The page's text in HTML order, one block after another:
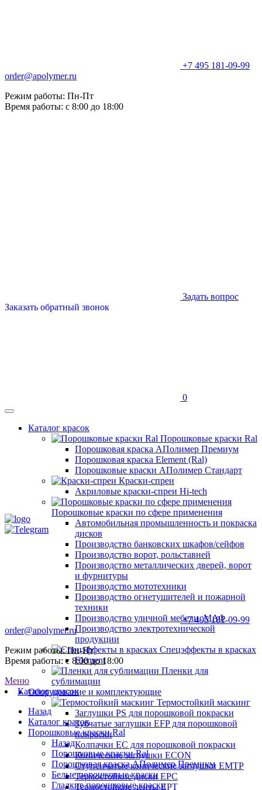
+7 495 181-09-99
order@apolymer.ru
Режим работы: Пн-Пт
Время работы: с 8:00 до 18:00
Задать вопрос
Заказать обратный звонок
0
Каталог красок
Порошковые краски Ral
Порошковая краска АПолимер Премиум
Порошковая краска Element (Ral)
Порошковые краски АПолимер Стандарт
Краски-спреи
Акриловые краски-спреи Hi-tech
Порошковые краски по сфере применения
Автомобильная промышленность и покраска
дисков
Производство банковских шкафов/сейфов
Производство ворот, рольставней
Производство металлических дверей, ворот
и фурнитуры
Производство мототехники
Производство огнетушителей и пожарной
техники
Производство уличной мебели, МАФ
Производство электротехнической
продукции
Спецэффекты в красках
Element
Пленки для
сублимации
Оборудование и комплектующие
Термостойкий маскинг
Заглушки PS для порошковой покраски
Зубчатые заглушки EFP для порошковой
покраски
Колпачки ЕС для порошковой покраски
Конические заглушки ECON
Ступенчатые конические заглушки EMTP
Термостойкие диски EPC
Термостойкие ленты EPT
+7 495 181-09-99
order@apolymer.ru
Режим работы: Пн-Пт
Время работы: с 8:00 до 18:00
Меню
Каталог красок
Назад
Каталог красок
Порошковые краски Ral
Назад
Порошковые краски Ral
Порошковая краска АПолимер Премиум
Белые порошковые краски
Гладкие порошковые краски